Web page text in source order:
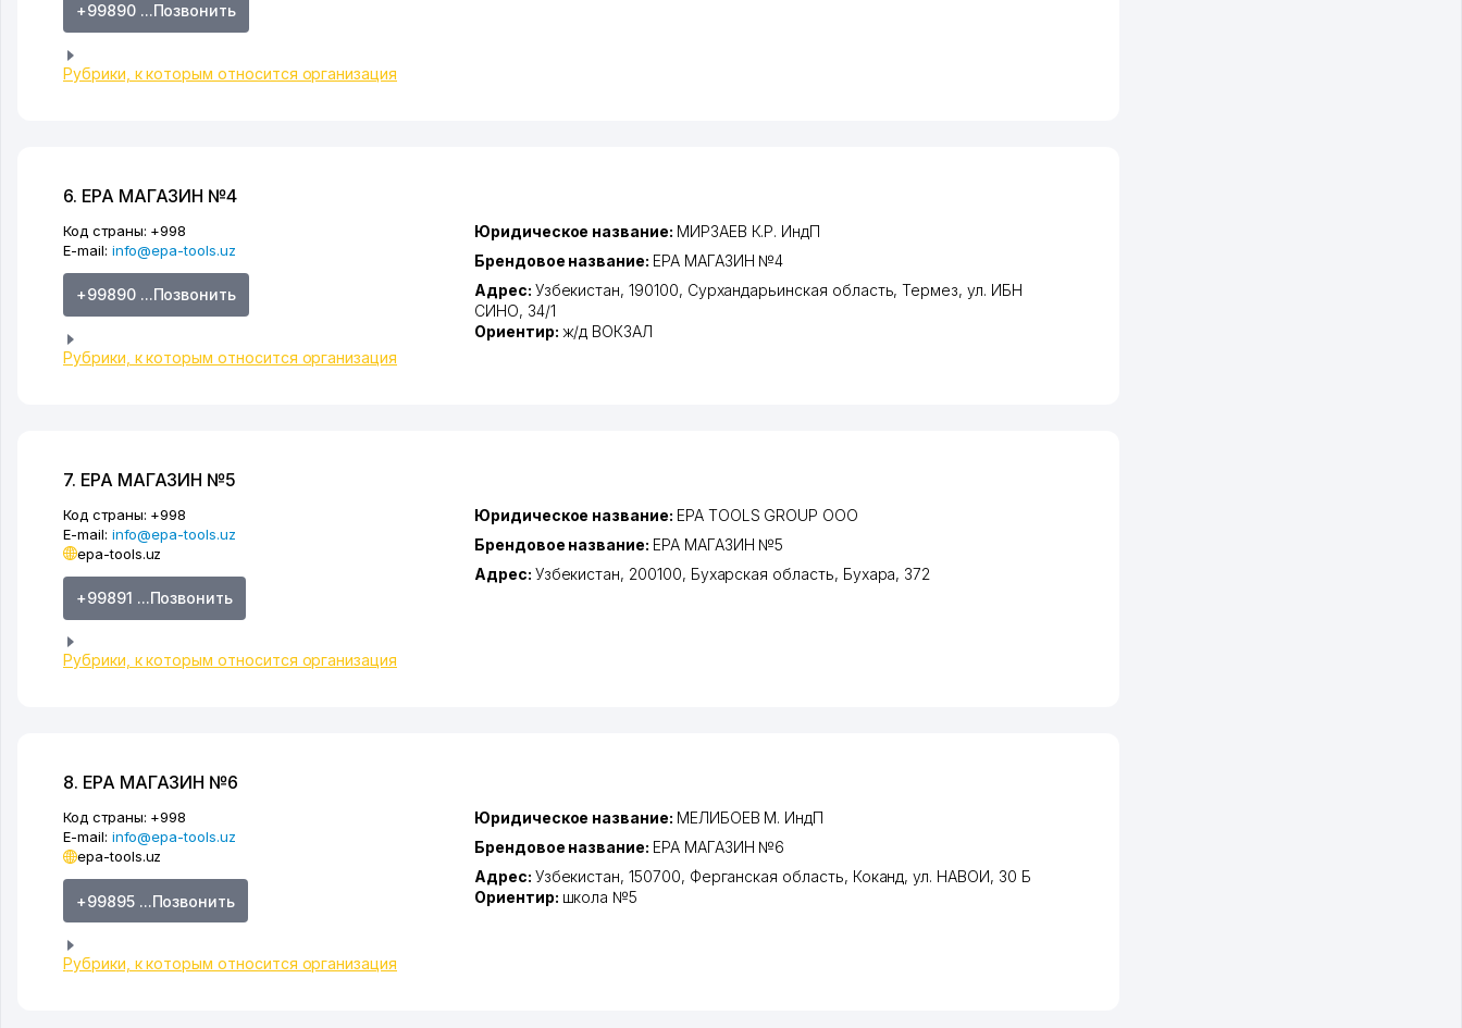
+99890 ...Позвонить
Рубрики, к которым относится организация
6. EPA МАГАЗИН №4
Код страны: +998
E-mail: info@epa-tools.uz
+99890 ...Позвонить
Рубрики, к которым относится организация
Юридическое название: МИРЗАЕВ К.Р. ИндП
Брендовое название: EPA МАГАЗИН №4
Адрес: Узбекистан, 190100, Сурхандарьинская область,Термез, ул. ИБН
СИНО, 34/1
Ориентир: ж/д ВОКЗАЛ
7. EPA МАГАЗИН №5
Код страны: +998
E-mail: info@epa-tools.uz
epa-tools.uz
+99891 ...Позвонить
Рубрики, к которым относится организация
Юридическое название: EPA TOOLS GROUP ООО
Брендовое название: EPA МАГАЗИН №5
Адрес: Узбекистан, 200100, Бухарская область, Бухара, 372
8. EPA МАГАЗИН №6
Код страны: +998
E-mail: info@epa-tools.uz
epa-tools.uz
+99895 ...Позвонить
Рубрики, к которым относится организация
Юридическое название: МЕЛИБОЕВ М. ИндП
Брендовое название: EPA МАГАЗИН №6
Адрес: Узбекистан, 150700, Ферганская область, Коканд,ул. НАВОИ, 30 Б
Ориентир: школа №5